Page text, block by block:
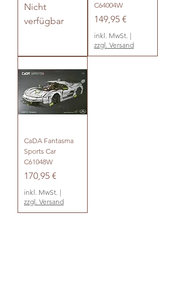
Nicht
verfügbar
C64004W
Preis
149,95 €
inkl. MwSt. |
zzgl. Versand
CaDA Fantasma
Sports Car
C61048W
Preis
170,95 €
inkl. MwSt. |
zzgl. Versand